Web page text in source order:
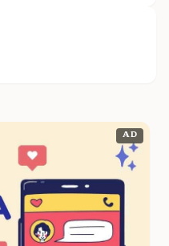
AD